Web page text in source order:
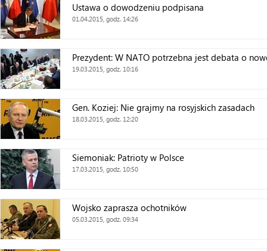
Ustawa o dowodzeniu podpisana
01.04.2015, godz. 14:26
Prezydent: W NATO potrzebna jest debata o
19.03.2015, godz. 10:16
Gen. Koziej: Nie grajmy na rosyjskich zasadach
18.03.2015, godz. 12:20
Siemoniak: Patrioty w Polsce
17.03.2015, godz. 10:50
Wojsko zaprasza ochotników
05.03.2015, godz. 09:34